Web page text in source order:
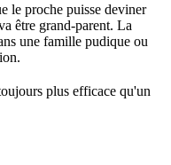
le proche puisse deviner
être grand-parent. La
une famille pudique ou
plus efficace qu'un